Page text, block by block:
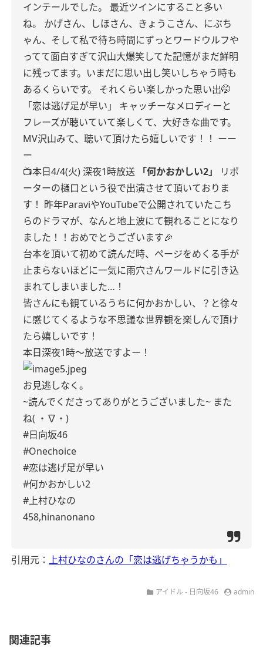
インテールでした。
最近ツインにすること多い
ね。
かげさん、しほさん、きょうこさん、にぶち
ゃん、そして私で待ち時間にずっとワードウルフや
ってて面白すぎて沢山大爆笑してた記憶がまだ鮮明
に残ってます。いまだに思い出し笑いしちゃう時も
あるくらいです。
それくらい楽しかった思い出🤭
「恋は逃げ足が早い」
キャッチーなメロディーと
フレーズが聴いていて楽しくて、大好きな曲です。
MV沢山みて、聴いて頂けたら嬉しいです！！ ーー
ー
📺本日4/4(火) 深夜1時放送
「何かおかしい2」
リポ
ーターの樋口という役で出演させて頂いておりま
す！ 昨年ParaviやYouTubeで公開されていたこち
らのドラマが、なんと地上波にて観れることになり
ました！！おめでとうございます🎉
台本を頂いて初めて読んだ時、ページをめくる手が
止まらないほどに一気に雨穴さんワールドに引き込
まれてしまいました…！
皆さんにも観ているうちに何かおかしい、？と徐々
に感じてくるような不思議な世界観を楽しんで頂け
たら嬉しいです！
本日深夜1時〜放送ですよー！
お見逃しなく。
~読んでくださってありがとうございました~ また
ね( ・∇・)
#日向坂46
#Onechoice
#恋は逃げ足が早い
#何かおかしい2
#上村ひなの
458,hinanonano
引用元： 上村ひなのさんの「恋は逃げちゃうかも」
アイドル - 日向坂46 admin
関連記事